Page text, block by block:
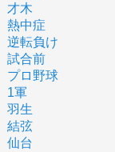
才木
熱中症
逆転負け
試合前
プロ野球
1軍
羽生
結弦
仙台